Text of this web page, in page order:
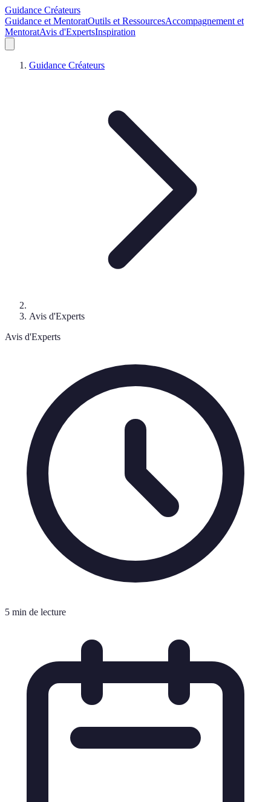
Guidance Créateurs
Guidance et MentoratOutils et RessourcesAccompagnement et
MentoratAvis d'ExpertsInspiration
Guidance Créateurs
Avis d'Experts
Avis d'Experts
5 min de lecture